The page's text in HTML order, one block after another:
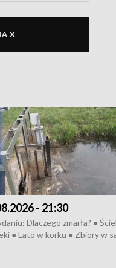
X
- 21:30
Dlaczego zmarła? ●
● Lato w korku ● Zbiory w